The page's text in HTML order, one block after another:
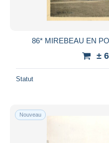
86* MIREBEAU EN
±
Statut
Nouveau